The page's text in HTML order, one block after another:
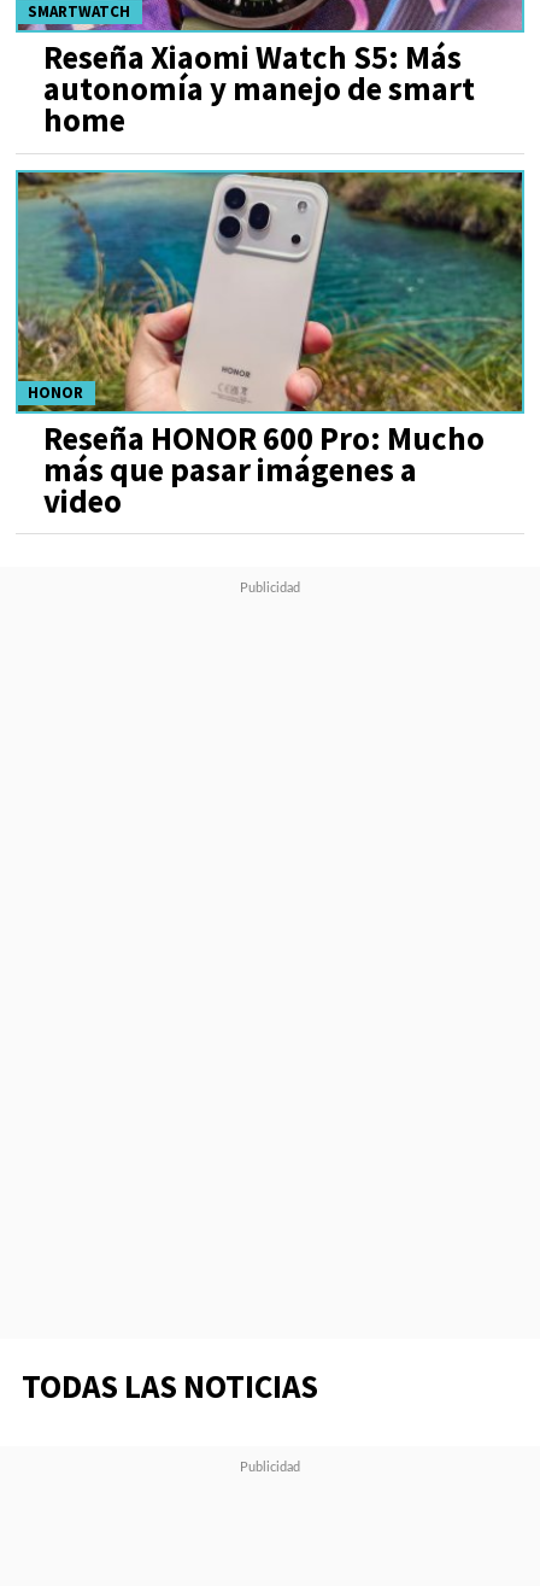
SMARTWATCH
Reseña Xiaomi Watch S5: Más
autonomía y manejo de smart
home
HONOR
Reseña HONOR 600 Pro: Mucho
más que pasar imágenes a
video
TODAS LAS NOTICIAS